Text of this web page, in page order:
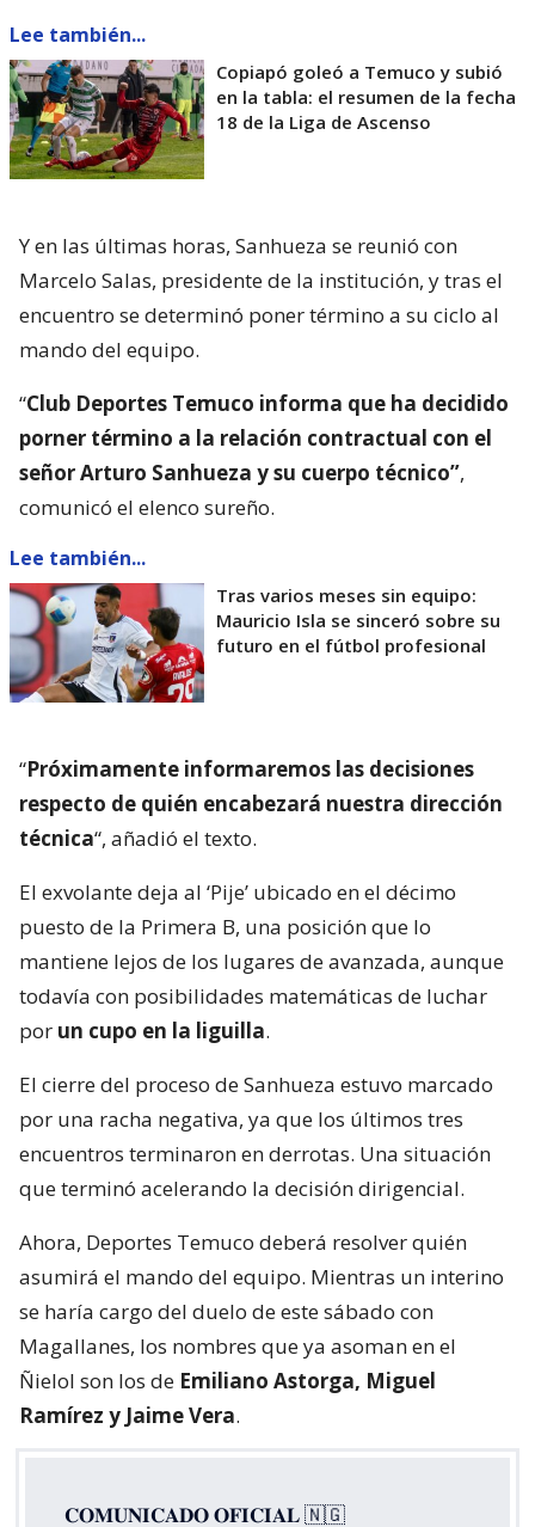
Lee también...
Copiapó goleó a Temuco y subió
en la tabla: el resumen de la fecha
18 de la Liga de Ascenso
Y en las últimas horas, Sanhueza se reunió con
Marcelo Salas, presidente de la institución, y tras el
encuentro se determinó poner término a su ciclo al
mando del equipo.
“Club Deportes Temuco informa que ha decidido
porner término a la relación contractual con el
señor Arturo Sanhueza y su cuerpo técnico”,
comunicó el elenco sureño.
Lee también...
Tras varios meses sin equipo:
Mauricio Isla se sinceró sobre su
futuro en el fútbol profesional
“Próximamente informaremos las decisiones
respecto de quién encabezará nuestra dirección
técnica“, añadió el texto.
El exvolante deja al ‘Pije’ ubicado en el décimo
puesto de la Primera B, una posición que lo
mantiene lejos de los lugares de avanzada, aunque
todavía con posibilidades matemáticas de luchar
por un cupo en la liguilla.
El cierre del proceso de Sanhueza estuvo marcado
por una racha negativa, ya que los últimos tres
encuentros terminaron en derrotas. Una situación
que terminó acelerando la decisión dirigencial.
Ahora, Deportes Temuco deberá resolver quién
asumirá el mando del equipo. Mientras un interino
se haría cargo del duelo de este sábado con
Magallanes, los nombres que ya asoman en el
Ñielol son los de Emiliano Astorga, Miguel
Ramírez y Jaime Vera.
𝐂𝐎𝐌𝐔𝐍𝐈𝐂𝐀𝐃𝐎 𝐎𝐅𝐈𝐂𝐈𝐀𝐋 🇳🇬